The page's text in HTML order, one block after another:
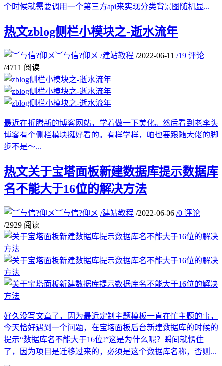
个时候就需要调用一个第三方api来实现分类背景图随机显...
热文zblog侧栏小模块之-逝水流年
︶ㄣ信?仰メ /建站教程 /2022-06-11 /19 评论
/4711 阅读
最近在折腾新的博客网站，学着做一下美化。然后看到老李头
博客有个侧栏模块挺好看的。有样学样，咱也要跟随大佬的脚
步不是～...
热文关于宝塔面板新建数据库提示数据库
名不能大于16位的解决方法
︶ㄣ信?仰メ /建站教程 /2022-06-06 /0 评论
/2929 阅读
好久没写文章了，因为最近定制主题模板一直在忙主题的事，
今天恰好遇到一个问题，在宝塔面板后台新建数据库的时候的
提示“数据库名不能大于16位!”这是为什么呢？瞬间就愣住
了，因为项目是迁移过来的，必须是这个数据库名称，否则...